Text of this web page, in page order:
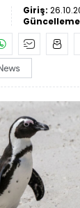
Giriş: